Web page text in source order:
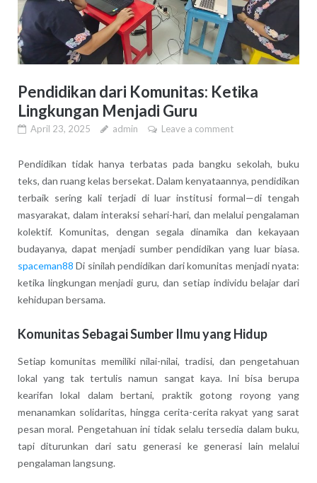
Pendidikan dari Komunitas: Ketika
Lingkungan Menjadi Guru
April 23, 2025 admin Leave a comment
Pendidikan tidak hanya terbatas pada bangku sekolah, buku
teks, dan ruang kelas bersekat. Dalam kenyataannya, pendidikan
terbaik sering kali terjadi di luar institusi formal—di tengah
masyarakat, dalam interaksi sehari-hari, dan melalui pengalaman
kolektif. Komunitas, dengan segala dinamika dan kekayaan
budayanya, dapat menjadi sumber pendidikan yang luar biasa.
spaceman88 Di sinilah pendidikan dari komunitas menjadi nyata:
ketika lingkungan menjadi guru, dan setiap individu belajar dari
kehidupan bersama.
Komunitas Sebagai Sumber Ilmu yang Hidup
Setiap komunitas memiliki nilai-nilai, tradisi, dan pengetahuan
lokal yang tak tertulis namun sangat kaya. Ini bisa berupa
kearifan lokal dalam bertani, praktik gotong royong yang
menanamkan solidaritas, hingga cerita-cerita rakyat yang sarat
pesan moral. Pengetahuan ini tidak selalu tersedia dalam buku,
tapi diturunkan dari satu generasi ke generasi lain melalui
pengalaman langsung.